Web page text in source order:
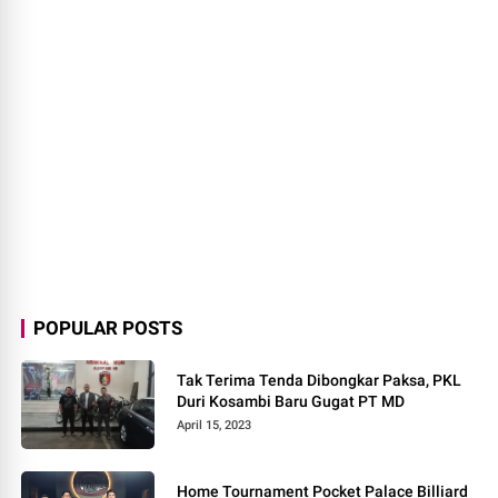
POPULAR POSTS
Tak Terima Tenda Dibongkar Paksa, PKL
Duri Kosambi Baru Gugat PT MD
April 15, 2023
Home Tournament Pocket Palace Billiard